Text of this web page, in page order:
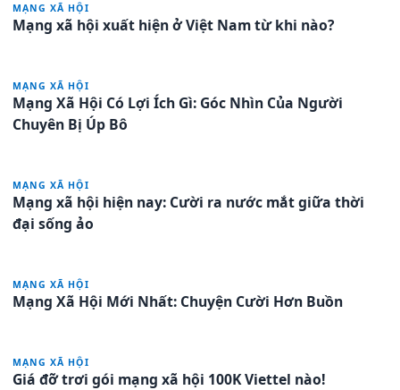
MẠNG XÃ HỘI
Mạng xã hội xuất hiện ở Việt Nam từ khi nào?
MẠNG XÃ HỘI
Mạng Xã Hội Có Lợi Ích Gì: Góc Nhìn Của Người
Chuyên Bị Úp Bô
MẠNG XÃ HỘI
Mạng xã hội hiện nay: Cười ra nước mắt giữa thời
đại sống ảo
MẠNG XÃ HỘI
Mạng Xã Hội Mới Nhất: Chuyện Cười Hơn Buồn
MẠNG XÃ HỘI
Giá đỡ trơi gói mạng xã hội 100K Viettel nào!